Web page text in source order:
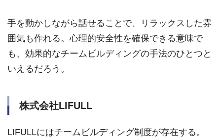
手を動かしながら話せることで、リラックスした雰
囲気も作れる。心理的安全性を確保できる意味で
も、効果的なチームビルディングの手法のひとつと
いえるだろう。
株式会社LIFULL
LIFULLにはチームビルディング制度が存在する。